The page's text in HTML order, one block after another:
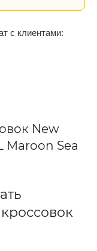
с клиентами:
New
Maroon Sea